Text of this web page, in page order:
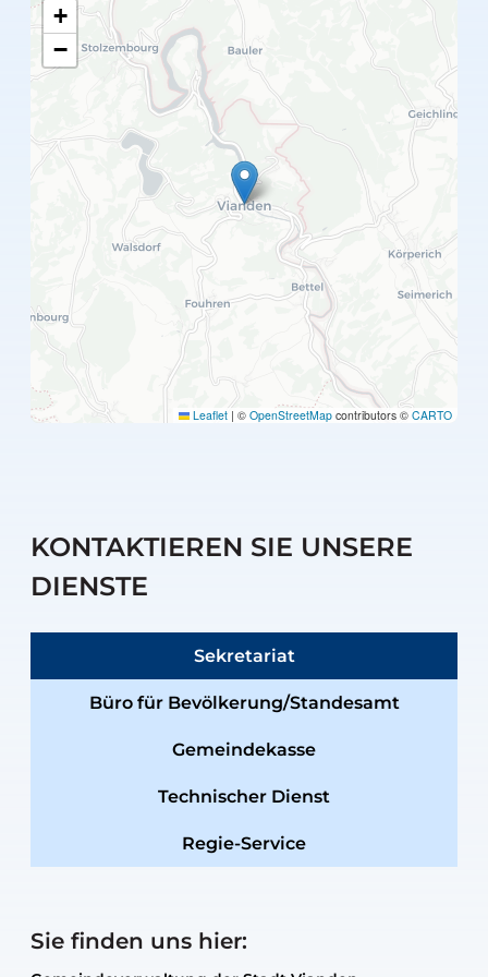
+
−
Leaflet | © OpenStreetMap contributors © CARTO
KONTAKTIEREN SIE UNSERE
DIENSTE
Sekretariat
Büro für Bevölkerung/Standesamt
Gemeindekasse
Technischer Dienst
Regie-Service
Sie finden uns hier: